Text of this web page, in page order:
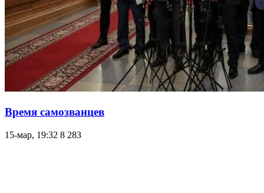
Время самозванцев
15-мар, 19:32 8 283